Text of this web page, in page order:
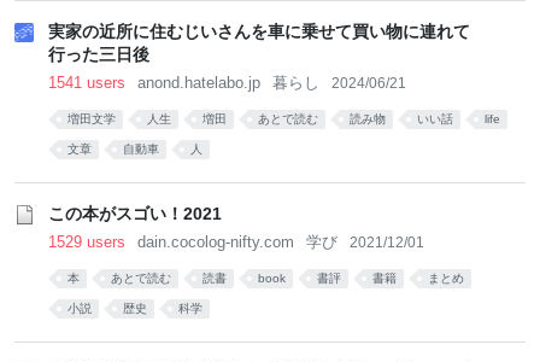
実家の近所に住むじいさんを車に乗せて買い物に連れて
行った三日後
1541 users anond.hatelabo.jp 暮らし 2024/06/21
増田文学 人生 増田 あとで読む 読み物 いい話 life
文章 自動車 人
この本がスゴい！2021
1529 users dain.cocolog-nifty.com 学び 2021/12/01
本 あとで読む 読書 book 書評 書籍 まとめ
小説 歴史 科学